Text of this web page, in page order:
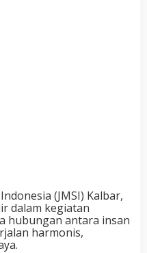
(JMSI) Kalbar,
dalam kegiatan
hubungan antara insan
harmonis,